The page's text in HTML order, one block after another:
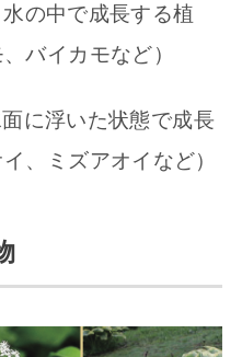
の中で成長する植
バイカモなど）
に浮いた状態で成長
、ミズアオイなど）